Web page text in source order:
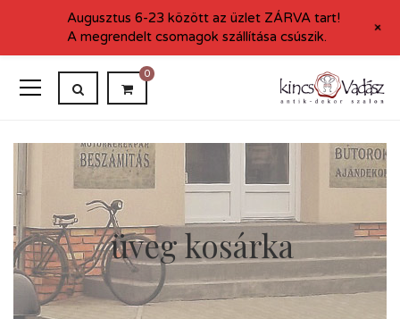
0
üveg kosárka
Augusztus 6-23 között az üzlet ZÁRVA tart!
A megrendelt csomagok szállítása csúszik.
+